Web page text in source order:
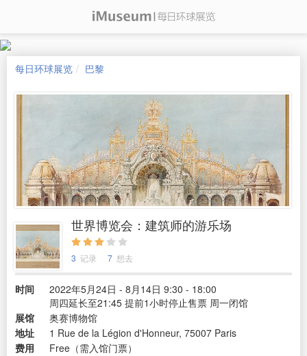
每日环球展览 巴黎
世界博览会：建筑师的游乐场
3 记录 7 想去
时间
2022年5月24日 - 8月14日 9:30 - 18:00
周四延长至21:45 提前1小时停止售票 周一闭馆
展馆
奥赛博物馆
地址
1 Rue de la Légion d'Honneur, 75007 Paris
费用
Free（需入馆门票）